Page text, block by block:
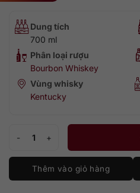
Dung tích
700 ml
Phân loại rượu
Bourbon Whiskey
Vùng whisky
Kentucky
Thêm vào giỏ hàng